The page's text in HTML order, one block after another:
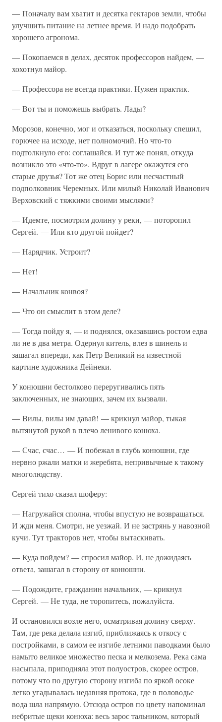
— Поначалу вам хватит и десятка гектаров земли, чтобы
улучшить питание на летнее время. И надо подобрать
хорошего агронома.
— Покопаемся в делах, десяток профессоров найдем, —
хохотнул майор.
— Профессора не всегда практики. Нужен практик.
— Вот ты и поможешь выбрать. Лады?
Морозов, конечно, мог и отказаться, поскольку спешил,
горючее на исходе, нет полномочий. Но что-то
подтолкнуло его: соглашайся. И тут же понял, откуда
возникло это «что-то». Вдруг в лагере окажутся его
старые друзья? Тот же отец Борис или несчастный
подполковник Черемных. Или милый Николай Иванович
Верховский с тяжкими своими мыслями?
— Идемте, посмотрим долину у реки, — поторопил
Сергей. — Или кто другой пойдет?
— Нарядчик. Устроит?
— Нет!
— Начальник конвоя?
— Что он смыслит в этом деле?
— Тогда пойду я, — и поднялся, оказавшись ростом едва
ли не в два метра. Одернул китель, влез в шинель и
зашагал впереди, как Петр Великий на известной
картине художника Дейнеки.
У конюшни бестолково переругивались пять
заключенных, не знающих, зачем их вызвали.
— Вилы, вилы им давай! — крикнул майор, тыкая
вытянутой рукой в плечо ленивого конюха.
— Счас, счас… — И побежал в глубь конюшни, где
нервно ржали матки и жеребята, непривычные к такому
многолюдству.
Сергей тихо сказал шоферу:
— Нагружайся сполна, чтобы впустую не возвращаться.
И жди меня. Смотри, не уезжай. И не застрянь у навозной
кучи. Тут тракторов нет, чтобы вытаскивать.
— Куда пойдем? — спросил майор. И, не дожидаясь
ответа, зашагал в сторону от конюшни.
— Подождите, гражданин начальник, — крикнул
Сергей. — Не туда, не торопитесь, пожалуйста.
И остановился возле него, осматривая долину сверху.
Там, где река делала изгиб, приближаясь к откосу с
постройками, в самом ее изгибе летними паводками было
намыто великое множество песка и мелкозема. Река сама
насыпала, приподняла этот полуостров, скорее остров,
потому что по другую сторону изгиба по яркой осоке
легко угадывалась недавняя протока, где в половодье
вода шла напрямую. Отсюда остров по цвету напоминал
небритые щеки конюха: весь зарос тальником, который